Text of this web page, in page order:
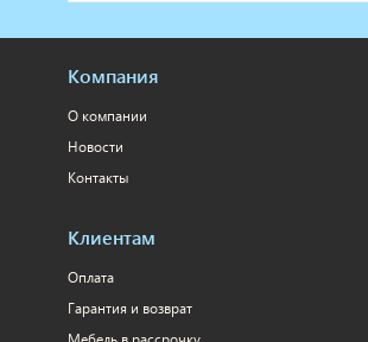
Компания
О компании
Новости
Контакты
Клиентам
Оплата
Гарантия и возврат